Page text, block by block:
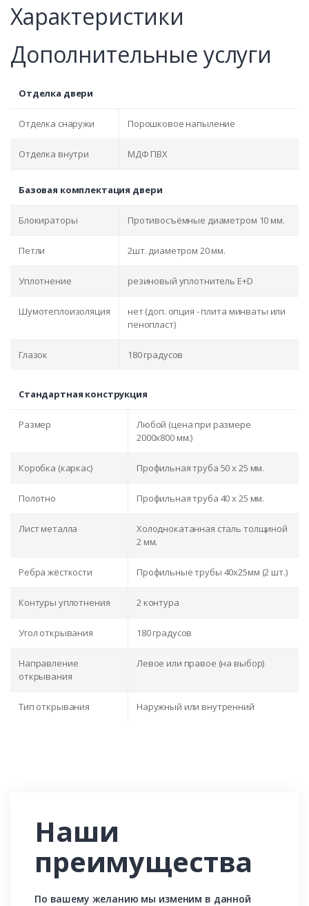
Характеристики
Дополнительные услуги
Отделка двери
Отделка снаружи Порошковое напыление
Отделка внутри МДФ ПВХ
Базовая комплектация двери
Блокираторы Противосъёмные диаметром 10 мм.
Петли 2шт. диаметром 20 мм.
Уплотнение резиновый уплотнитель E+D
Шумотеплоизоляция
нет (доп. опция - плита минваты или
пенопласт)
Глазок 180 градусов
Стандартная конструкция
Размер
Любой (цена при размере
2000x800 мм.)
Коробка (каркас) Профильная труба 50 х 25 мм.
Полотно Профильная труба 40 х 25 мм.
Лист металла
Холоднокатанная сталь толщиной
2 мм.
Ребра жёсткости Профильные трубы 40х25мм (2 шт.)
Контуры уплотнения 2 контура
Угол открывания 180 градусов
Направление
открывания
Левое или правое (на выбор)
Тип открывания Наружный или внутренний
Наши
преимущества
По вашему желанию мы изменим в данной